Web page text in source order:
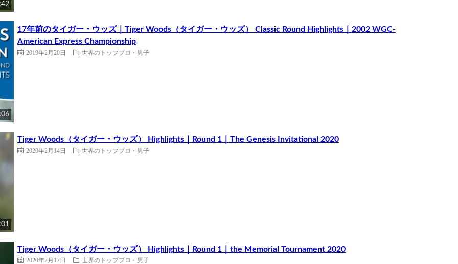
17年前のタイガー・ウッズ｜Tiger Woods（タイガー・ウッズ） Classic Round Highlights｜2002 WGC-
American Express Championship
2019年2月20日 世界のトッププロ・男子
Tiger Woods（タイガー・ウッズ） Highlights｜Round 1｜The Genesis Invitational 2020
2020年2月14日 世界のトッププロ・男子
Tiger Woods（タイガー・ウッズ） Highlights｜Round 1｜the Memorial Tournament 2020
2020年7月17日 世界のトッププロ・男子